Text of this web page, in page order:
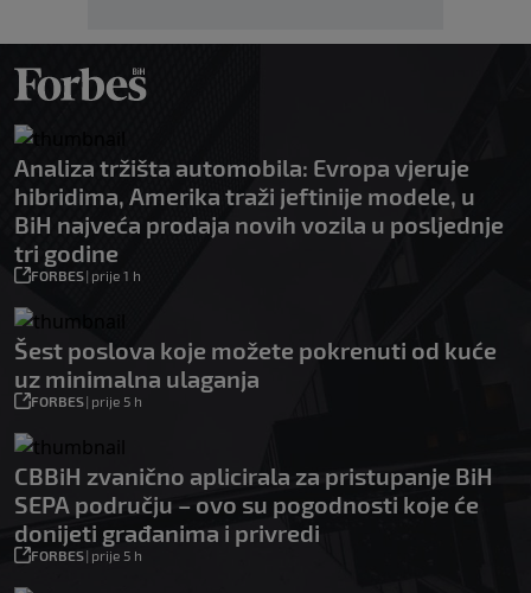
Analiza tržišta automobila: Evropa vjeruje
hibridima, Amerika traži jeftinije modele, u
BiH najveća prodaja novih vozila u posljednje
tri godine
FORBES| prije 1 h
Šest poslova koje možete pokrenuti od kuće
uz minimalna ulaganja
FORBES| prije 5 h
CBBiH zvanično aplicirala za pristupanje BiH
SEPA području – ovo su pogodnosti koje će
donijeti građanima i privredi
FORBES| prije 5 h